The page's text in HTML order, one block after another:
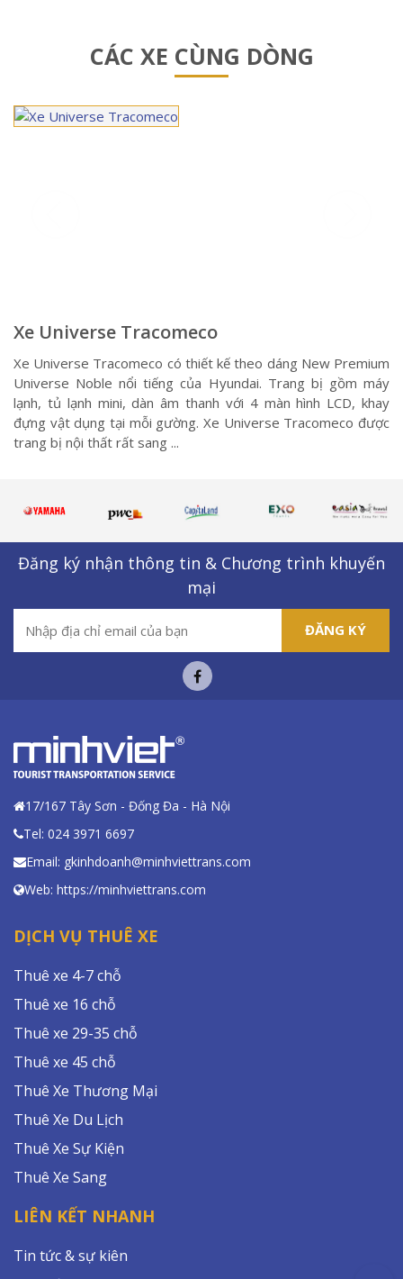
CÁC XE CÙNG DÒNG
Xe Universe Tracomeco
Xe Universe Tracomeco có thiết kế theo dáng New Premium
Universe Noble nổi tiếng của Hyundai. Trang bị gồm máy
lạnh, tủ lạnh mini, dàn âm thanh với 4 màn hình LCD, khay
đựng vật dụng tại mỗi gường. Xe Universe Tracomeco được
trang bị nội thất rất sang ...
Đăng ký nhận thông tin & Chương trình khuyến
mại
ĐĂNG KÝ
17/167 Tây Sơn - Đống Đa - Hà Nội
Tel: 024 3971 6697
Email: gkinhdoanh@minhviettrans.com
Web: https://minhviettrans.com
DỊCH VỤ THUÊ XE
Thuê xe 4-7 chỗ
Thuê xe 16 chỗ
Thuê xe 29-35 chỗ
Thuê xe 45 chỗ
Thuê Xe Thương Mại
Thuê Xe Du Lịch
Thuê Xe Sự Kiện
Thuê Xe Sang
LIÊN KẾT NHANH
Tin tức & sự kiên